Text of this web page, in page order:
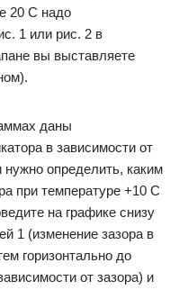
20 С надо
1 или рис. 2 в
вы выставляете
даны
в зависимости от
определить, каким
при температуре +10 С
на графике снизу
1 (изменение зазора в
горизонтально до
от зазора) и